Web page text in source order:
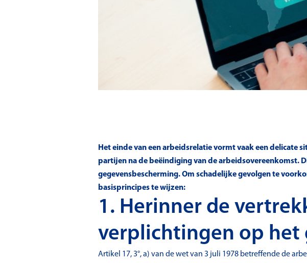
Het einde van een arbeidsrelatie vormt vaak een
partijen na de beëindiging van de arbeidsovereenkomst.
gegevensbescherming. Om schadelijke gevolgen te
basisprincipes te wijzen:
1. Herinner de
verplichtingen op het
Artikel 17, 3°, a) van de wet van 3 juli 1978 betreffende de